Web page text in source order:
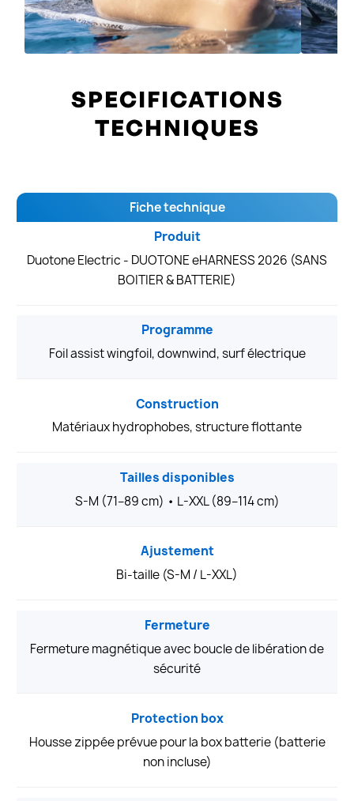
SPECIFICATIONS
TECHNIQUES
Fiche technique
Produit
Duotone Electric - DUOTONE eHARNESS 2026 (SANS
BOITIER & BATTERIE)
Programme
Foil assist wingfoil, downwind, surf électrique
Construction
Matériaux hydrophobes, structure flottante
Tailles disponibles
S-M (71–89 cm) • L-XXL (89–114 cm)
Ajustement
Bi-taille (S-M / L-XXL)
Fermeture
Fermeture magnétique avec boucle de libération de
sécurité
Protection box
Housse zippée prévue pour la box batterie (batterie
non incluse)